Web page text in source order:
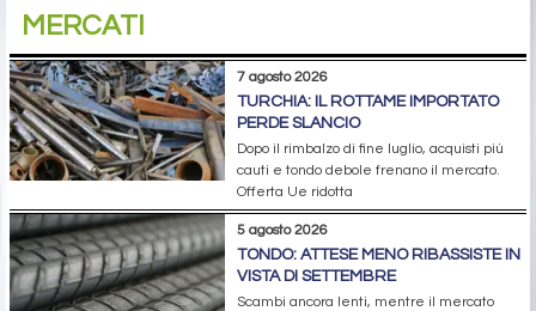
MERCATI
7 agosto 2026
TURCHIA: IL ROTTAME IMPORTATO
PERDE SLANCIO
Dopo il rimbalzo di fine luglio, acquisti più
cauti e tondo debole frenano il mercato.
Offerta Ue ridotta
5 agosto 2026
TONDO: ATTESE MENO RIBASSISTE IN
VISTA DI SETTEMBRE
Scambi ancora lenti, mentre il mercato